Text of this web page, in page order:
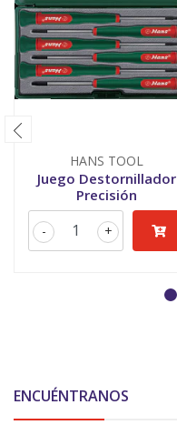
HANS TOOL
Juego Destornillador
Precisión
+
-
ENCUÉNTRANOS